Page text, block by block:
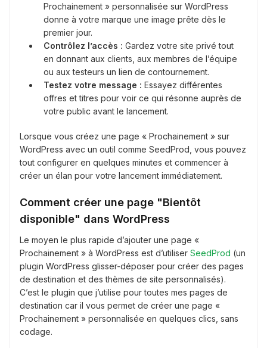
Prochainement » personnalisée sur WordPress
donne à votre marque une image prête dès le
premier jour.
Contrôlez l’accès : Gardez votre site privé tout
en donnant aux clients, aux membres de l’équipe
ou aux testeurs un lien de contournement.
Testez votre message : Essayez différentes
offres et titres pour voir ce qui résonne auprès de
votre public avant le lancement.
Lorsque vous créez une page « Prochainement » sur
WordPress avec un outil comme SeedProd, vous pouvez
tout configurer en quelques minutes et commencer à
créer un élan pour votre lancement immédiatement.
Comment créer une page "Bientôt
disponible" dans WordPress
Le moyen le plus rapide d’ajouter une page «
Prochainement » à WordPress est d’utiliser SeedProd (un
plugin WordPress glisser-déposer pour créer des pages
de destination et des thèmes de site personnalisés).
C’est le plugin que j’utilise pour toutes mes pages de
destination car il vous permet de créer une page «
Prochainement » personnalisée en quelques clics, sans
codage.